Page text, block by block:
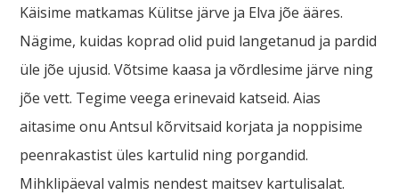
Käisime matkamas Külitse järve ja Elva jõe ääres.
Nägime, kuidas koprad olid puid langetanud ja pardid
üle jõe ujusid. Võtsime kaasa ja võrdlesime järve ning
jõe vett. Tegime veega erinevaid katseid. Aias
aitasime onu Antsul kõrvitsaid korjata ja noppisime
peenrakastist üles kartulid ning porgandid.
Mihklipäeval valmis nendest maitsev kartulisalat.